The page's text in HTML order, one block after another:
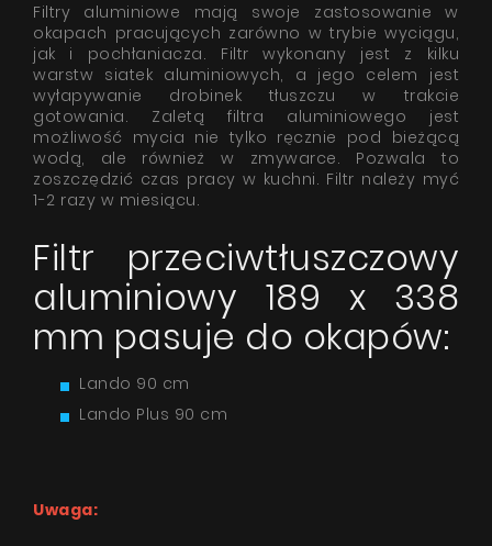
Filtry aluminiowe mają swoje zastosowanie w
okapach pracujących zarówno w trybie wyciągu,
jak i pochłaniacza. Filtr wykonany jest z kilku
warstw siatek aluminiowych, a jego celem jest
wyłapywanie drobinek tłuszczu w trakcie
gotowania. Zaletą filtra aluminiowego jest
możliwość mycia nie tylko ręcznie pod bieżącą
wodą, ale również w zmywarce. Pozwala to
zoszczędzić czas pracy w kuchni. Filtr należy myć
1-2 razy w miesiącu.
Filtr przeciwtłuszczowy
aluminiowy 189 x 338
mm pasuje do okapów:
Lando 90 cm
Lando Plus 90 cm
Uwaga: